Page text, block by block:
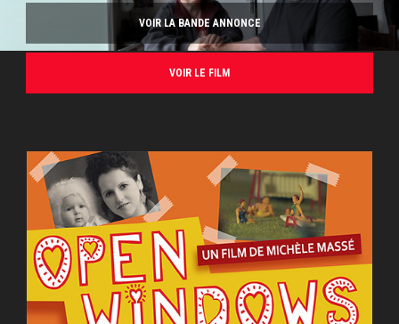
VOIR LA BANDE ANNONCE
VOIR LE FILM